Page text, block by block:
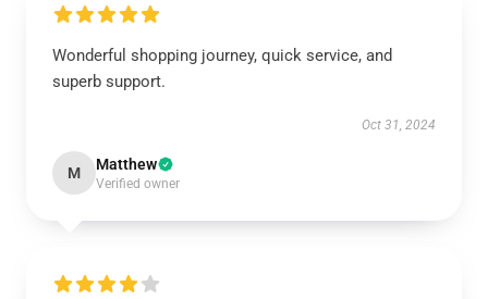
Wonderful shopping journey, quick service, and
superb support.
Oct 31, 2024
M Matthew
Verified owner